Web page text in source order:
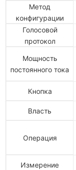
Метод
конфигурации
Голосовой
протокол
Мощность
постоянного тока
Кнопка
Власть
Операция
Измерение